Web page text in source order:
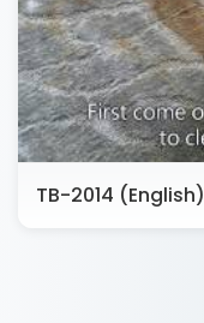
TB-2014 (English)